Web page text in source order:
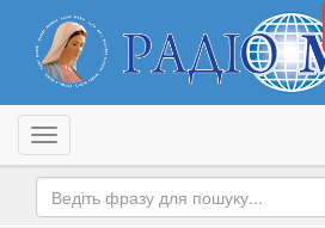
Toggle navigation